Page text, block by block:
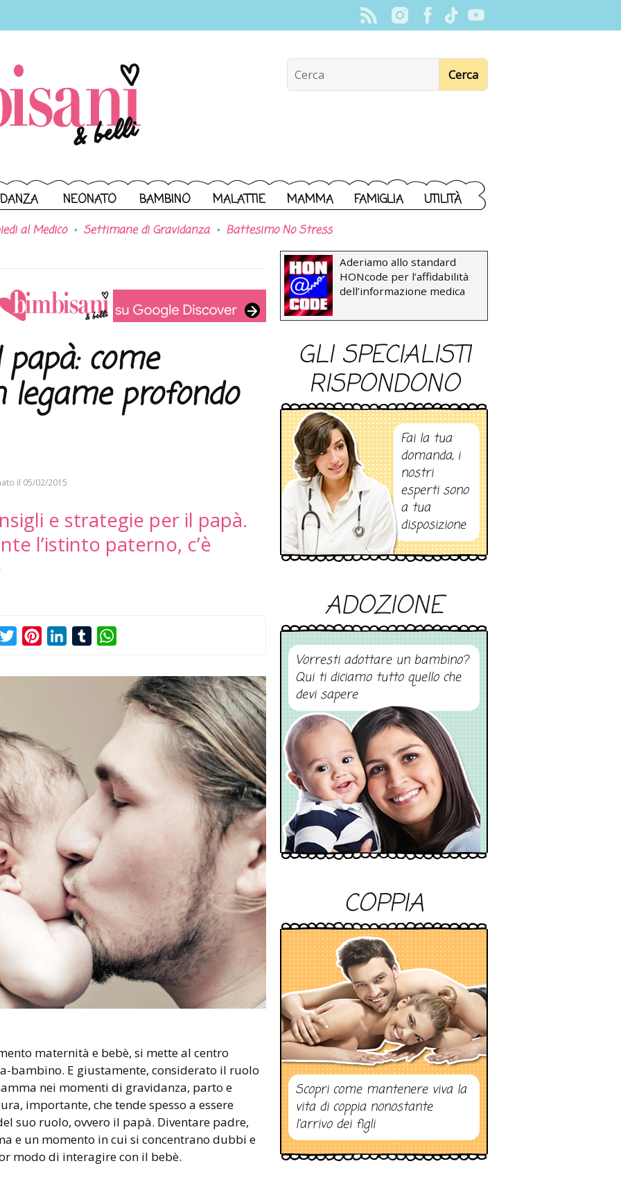
NEONATO BAMBINO MALATTIE MAMMA FAMIGLIA UTILITÀ
al Medico Settimane di Gravidanza Battesimo No Stress
come
profondo
il 05/02/2015
e strategie per il papà.
l’istinto paterno, c’è
TwitterPinterestLinkedInTumblr
maternità e bebè, si mette al centro
bambino. E giustamente, considerato il ruolo
nei momenti di gravidanza, parto e
importante, che tende spesso a essere
suo ruolo, ovvero il papà. Diventare padre,
e un momento in cui si concentrano dubbi e
modo di interagire con il bebè.
Aderiamo allo standard
HONcode per l’affidabilità
dell’informazione medica
GLI SPECIALISTI
RISPONDONO
Fai la tua
domanda, i
nostri
esperti sono
a tua
disposizione
ADOZIONE
Vorresti adottare un bambino?
Qui ti diciamo tutto quello che
devi sapere
COPPIA
Scopri come mantenere viva la
vita di coppia nonostante
l’arrivo dei figli